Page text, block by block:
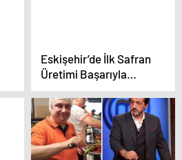
Eskişehir’de İlk Safran
Üretimi Başarıyla
Gerçekleşti